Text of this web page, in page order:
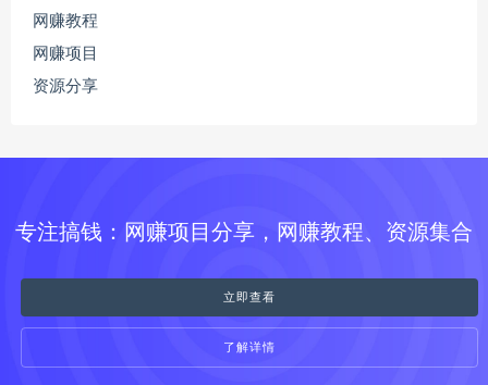
网赚教程
网赚项目
资源分享
专注搞钱：网赚项目分享，网赚教程、资源集合
立即查看
了解详情